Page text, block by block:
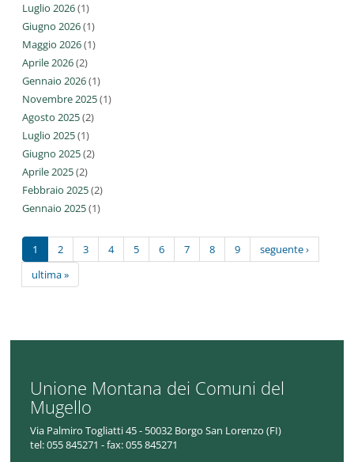
Luglio 2026(1)
Giugno 2026(1)
Maggio 2026(1)
Aprile 2026(2)
Gennaio 2026(1)
Novembre 2025(1)
Agosto 2025(2)
Luglio 2025(1)
Giugno 2025(2)
Aprile 2025(2)
Febbraio 2025(2)
Gennaio 2025(1)
1 2 3 4 5 6 7 8 9
seguente ›
ultima »
Unione Montana dei Comuni del
Mugello
Via Palmiro Togliatti 45 - 50032 Borgo San Lorenzo (FI)
tel:055 845271 - fax: 055 845271